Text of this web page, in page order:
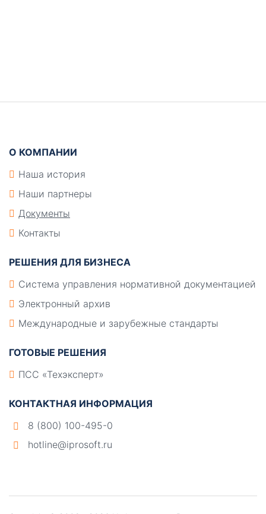
О КОМПАНИИ
Наша история
Наши партнеры
Документы
Контакты
РЕШЕНИЯ ДЛЯ БИЗНЕСА
Система управления нормативной документацией
Электронный архив
Международные и зарубежные стандарты
ГОТОВЫЕ РЕШЕНИЯ
ПСС «Техэксперт»
КОНТАКТНАЯ ИНФОРМАЦИЯ
8 (800) 100-495-0
hotline@iprosoft.ru